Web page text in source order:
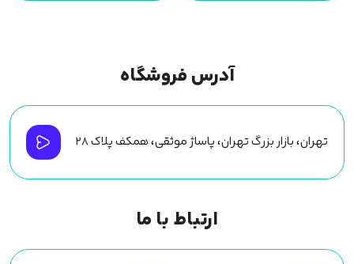
آدرس فروشگاه
تهران، بازار بزرگ تهران، پاساژ موثقی، همکف پلاک ۲۸
ارتباط با ما